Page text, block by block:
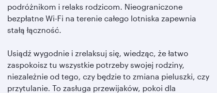
podróżnikom i relaks rodzicom. Nieograniczone
bezpłatne Wi-Fi na terenie całego lotniska zapewnia
stałą łączność.
Usiądź wygodnie i zrelaksuj się, wiedząc, że łatwo
zaspokoisz tu wszystkie potrzeby swojej rodziny,
niezależnie od tego, czy będzie to zmiana pieluszki, czy
przytulanie. To zasługa przewijaków, pokoi dla